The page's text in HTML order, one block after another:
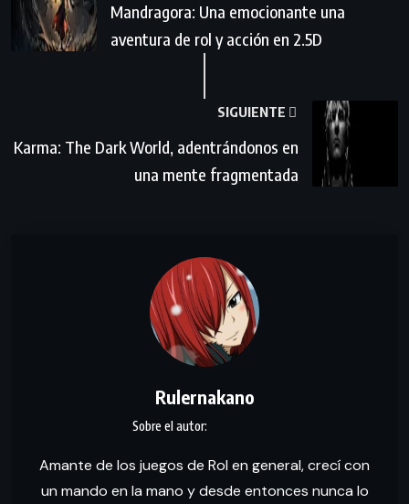
Mandragora: Una emocionante una
aventura de rol y acción en 2.5D
SIGUIENTE
Karma: The Dark World, adentrándonos en
una mente fragmentada
Rulernakano
Amante de los juegos de Rol en general, crecí con
un mando en la mano y desde entonces nunca lo